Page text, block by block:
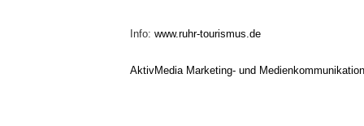
Info: www.ruhr-tourismus.de
AktivMedia Marketing- und